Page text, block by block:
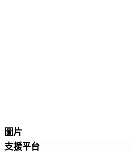
圖片
支援平台